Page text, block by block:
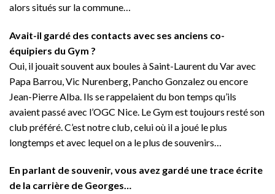
alors situés sur la commune…
Avait-il gardé des contacts avec ses anciens co-
équipiers du Gym ?
Oui, il jouait souvent aux boules à Saint-Laurent du Var avec
Papa Barrou, Vic Nurenberg, Pancho Gonzalez ou encore
Jean-Pierre Alba. Ils se rappelaient du bon temps qu’ils
avaient passé avec l’OGC Nice. Le Gym est toujours resté son
club préféré. C’est notre club, celui où il a joué le plus
longtemps et avec lequel on a le plus de souvenirs…
En parlant de souvenir, vous avez gardé une trace écrite
de la carrière de Georges…